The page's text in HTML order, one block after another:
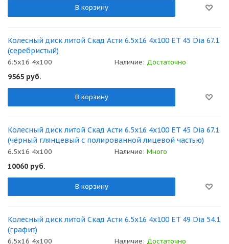
В корзину
Колесный диск литой Скад Асти 6.5x16 4x100 ET 45 Dia 67.1
(серебристый)
6.5x16 4x100 Наличие: Достаточно
9565 руб.
В корзину
Колесный диск литой Скад Асти 6.5x16 4x100 ET 45 Dia 67.1
(чёрный глянцевый с полированной лицевой частью)
6.5x16 4x100 Наличие: Много
10060 руб.
В корзину
Колесный диск литой Скад Асти 6.5x16 4x100 ET 49 Dia 54.1
(графит)
6.5x16 4x100 Наличие: Достаточно